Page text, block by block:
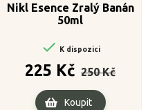
Nikl Esence Zralý Banán
50ml
 K dispozici
225 Kč
cena
250 Kč
Koupit